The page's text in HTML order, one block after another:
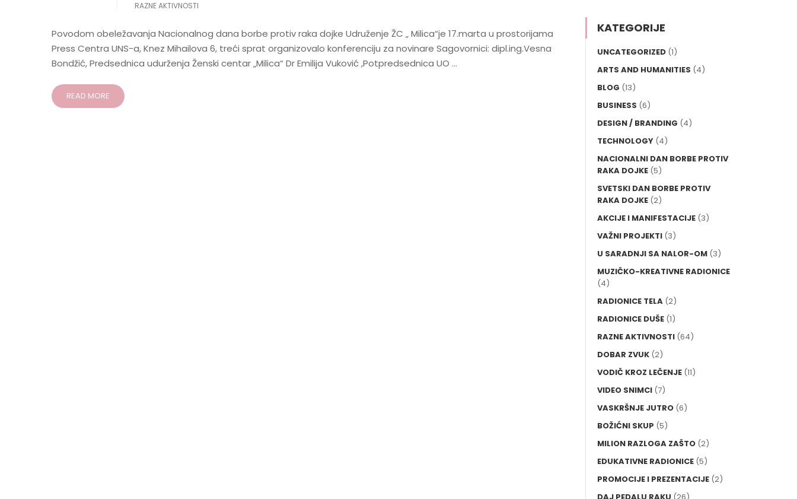
RAZNE AKTIVNOSTI
Povodom obeležavanja Nacionalnog dana borbe protiv raka dojke Udruženje ŽC „ Milica“je 17.marta u prostorijama
Press Centra UNS-a, Knez Mihailova 6, treći sprat organizovalo konferenciju za novinare Sagovornici: dipl.ing.Vesna
Bondžić, Predsednica udurženja Ženski centar „Milica“ Dr Emilija Vuković ,Potpredsednica UO …
READ MORE
KATEGORIJE
UNCATEGORIZED (1)
ARTS AND HUMANITIES (4)
BLOG (13)
BUSINESS (6)
DESIGN / BRANDING (4)
TECHNOLOGY (4)
NACIONALNI DAN BORBE PROTIV
RAKA DOJKE (5)
SVETSKI DAN BORBE PROTIV
RAKA DOJKE (2)
AKCIJE I MANIFESTACIJE (3)
VAŽNI PROJEKTI (3)
U SARADNJI SA NALOR-OM (3)
MUZIČKO-KREATIVNE RADIONICE
(4)
RADIONICE TELA (2)
RADIONICE DUŠE (1)
RAZNE AKTIVNOSTI (64)
DOBAR ZVUK (2)
VODIČ KROZ LEČENJE (11)
VIDEO SNIMCI (7)
VASKRŠNJE JUTRO (6)
BOŽIĆNI SKUP (5)
MILION RAZLOGA ZAŠTO (2)
EDUKATIVNE RADIONICE (5)
PROMOCIJE I PREZENTACIJE (2)